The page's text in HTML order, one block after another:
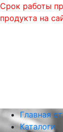
Срок работы
продукта на
Главная
Каталоги